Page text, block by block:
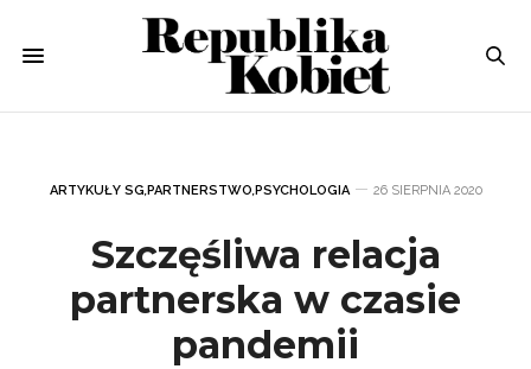
ARTYKUŁY SG,PARTNERSTWO,PSYCHOLOGIA 26 SIERPNIA 2020
Szczęśliwa relacja
partnerska w czasie
pandemii